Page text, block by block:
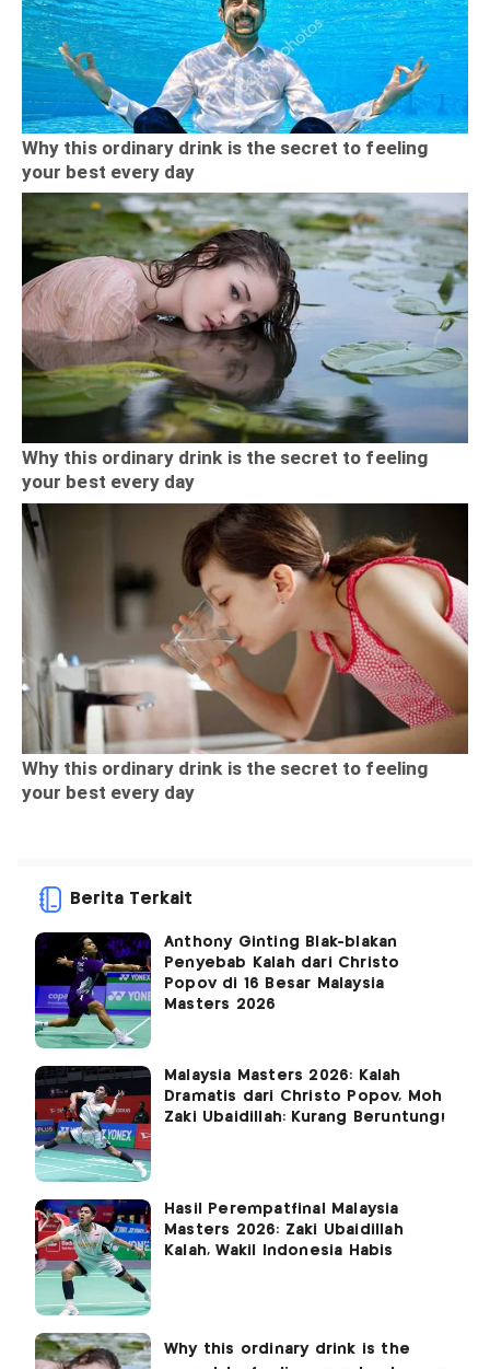
Berita Terkait
Anthony Ginting Blak-blakan
Penyebab Kalah dari Christo
Popov di 16 Besar Malaysia
Masters 2026
Malaysia Masters 2026: Kalah
Dramatis dari Christo Popov, Moh
Zaki Ubaidillah: Kurang Beruntung!
Hasil Perempatfinal Malaysia
Masters 2026: Zaki Ubaidillah
Kalah, Wakil Indonesia Habis